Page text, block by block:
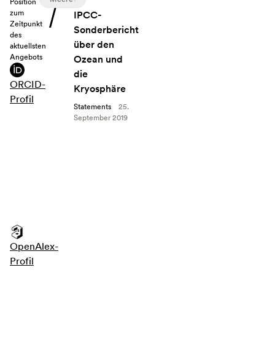
Position
zum
Zeitpunkt
des
aktuellsten
Angebots
ORCID-
Profil
OpenAlex-
Profil
IPCC-
Sonderbericht
über den
Ozean und
die
Kryosphäre
Statements
25.
September 2019
Angebot: IPCC-Sonderbericht über den Ozean und